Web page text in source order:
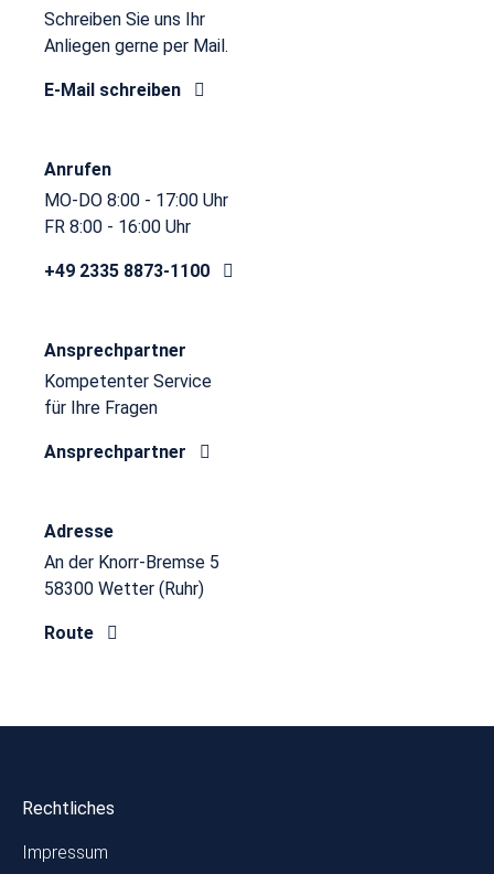
Schreiben Sie uns Ihr
Anliegen gerne per Mail.
E-Mail schreiben
Anrufen
MO-DO 8:00 - 17:00 Uhr
FR 8:00 - 16:00 Uhr
+49 2335 8873-1100
Ansprechpartner
Kompetenter Service
für Ihre Fragen
Ansprechpartner
Adresse
An der Knorr-Bremse 5
58300 Wetter (Ruhr)
Route
Rechtliches
Impressum